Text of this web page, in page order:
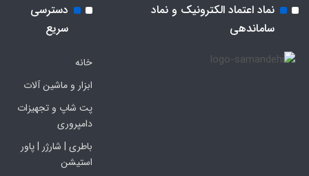
نماد اعتماد الکترونیک و نماد
ساماندهی
دسترسی
سریع
خانه
ابزار و ماشین آلات
پت شاپ و تجهیزات
دامپروری
باطری | شارژر | پاور
استیشن